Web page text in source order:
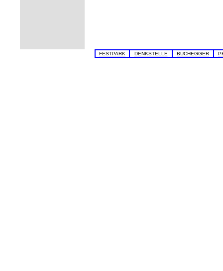
FESTPARK DENKSTELLE BUCHEGGER